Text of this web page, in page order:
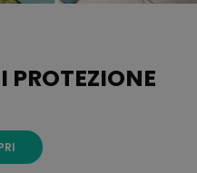
PROTEZIONE